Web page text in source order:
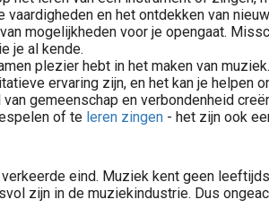
en het ontdekken van
mogelijkheden voor je opengaat.
je al kende.
plezier hebt in het maken van
ervaring zijn, en het kan je helpen
gemeenschap en verbondenheid
of te leren zingen - het zijn ook
eind. Muziek kent geen
zijn in de muziekindustrie. Dus